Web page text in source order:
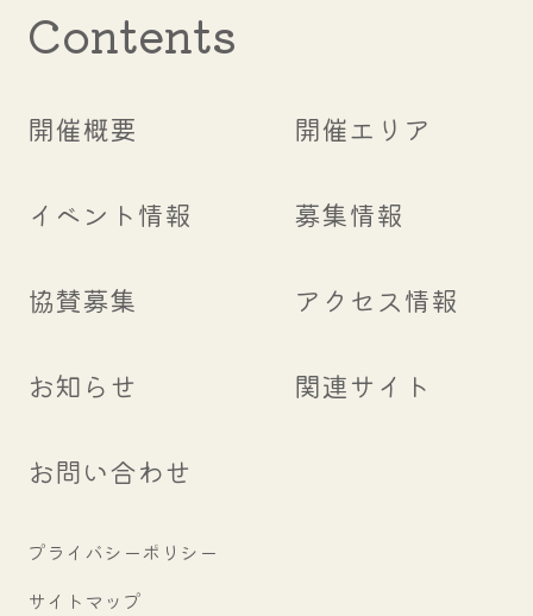
Contents
開催概要 開催エリア
イベント情報 募集情報
協賛募集 アクセス情報
お知らせ 関連サイト
お問い合わせ
プライバシーポリシー
サイトマップ